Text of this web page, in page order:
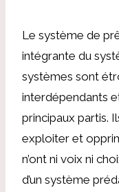
Le système de
intégrante du
systèmes sont
interdépendants
principaux partis.
exploiter et
n’ont ni voix ni
d’un système